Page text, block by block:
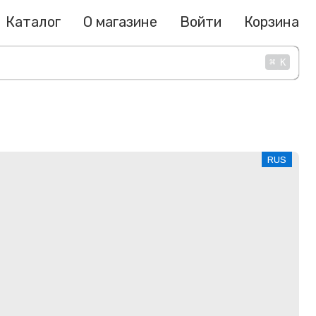
Каталог О магазине Войти Корзина
⌘ K
RUS